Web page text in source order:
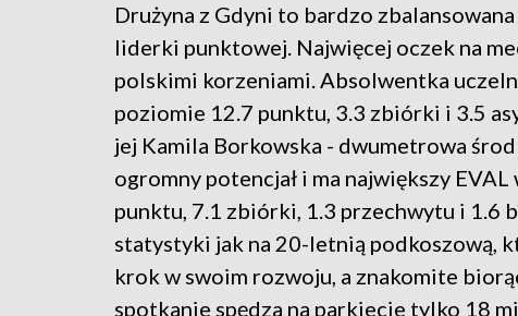
Drużyna z Gdyni to bardzo
liderki punktowej. Najwięcej oczek na
polskimi korzeniami. Absolwentka
poziomie 12.7 punktu, 3.3 zbiórki i 3.5
jej Kamila Borkowska - dwumetrowa
ogromny potencjał i ma największy
punktu, 7.1 zbiórki, 1.3 przechwytu i 1.6
statystyki jak na 20-letnią podkoszową,
krok w swoim rozwoju, a znakomite
spotkanie spędza na parkiecie tylko 18